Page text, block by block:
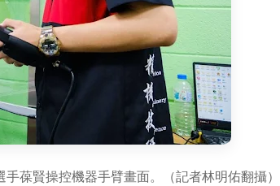
葆賢操控機器手臂畫面。（記者林明佑翻攝）